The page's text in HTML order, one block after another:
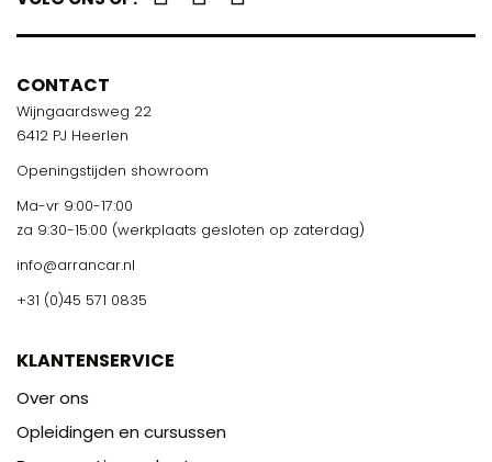
CONTACT
Wijngaardsweg 22
6412 PJ Heerlen
Openingstijden showroom
Ma-vr 9:00-17:00
za 9:30-15:00 (werkplaats gesloten op zaterdag)
info@arrancar.nl
+31 (0)45 571 0835
KLANTENSERVICE
Over ons
Opleidingen en cursussen